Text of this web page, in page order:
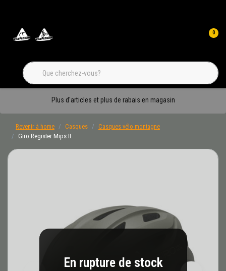
0
Plus d'articles et plus de rabais en magasin
Revenir à home Casques
Casques vélo montagne
Giro Register Mips II
En rupture de stock